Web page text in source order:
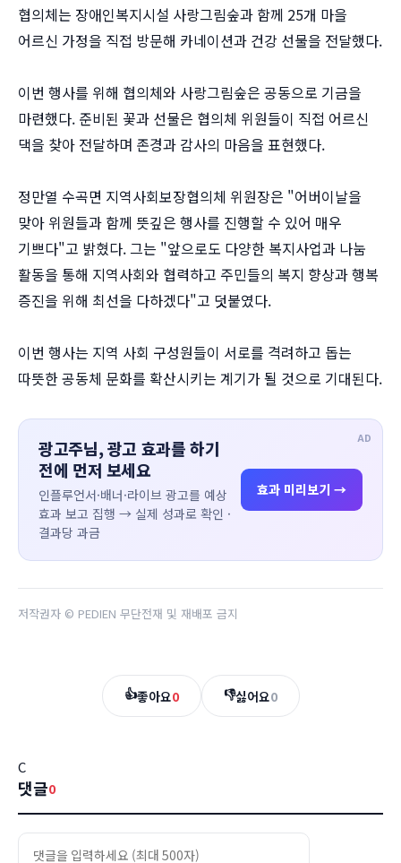
협의체는 장애인복지시설 사랑그림숲과 함께 25개 마을
어르신 가정을 직접 방문해 카네이션과 건강 선물을 전달했다.
이번 행사를 위해 협의체와 사랑그림숲은 공동으로 기금을
마련했다. 준비된 꽃과 선물은 협의체 위원들이 직접 어르신
댁을 찾아 전달하며 존경과 감사의 마음을 표현했다.
정만열 수곡면 지역사회보장협의체 위원장은 "어버이날을
맞아 위원들과 함께 뜻깊은 행사를 진행할 수 있어 매우
기쁘다"고 밝혔다. 그는 "앞으로도 다양한 복지사업과 나눔
활동을 통해 지역사회와 협력하고 주민들의 복지 향상과 행복
증진을 위해 최선을 다하겠다"고 덧붙였다.
이번 행사는 지역 사회 구성원들이 서로를 격려하고 돕는
따뜻한 공동체 문화를 확산시키는 계기가 될 것으로 기대된다.
AD
광고주님, 광고 효과를 하기
전에 먼저 보세요
인플루언서·배너·라이브 광고를 예상
효과 보고 집행 → 실제 성과로 확인 ·
결과당 과금
효과 미리보기 →
저작권자 © PEDIEN 무단전재 및 재배포 금지
👍좋아요0 👎싫어요0
C
댓글0